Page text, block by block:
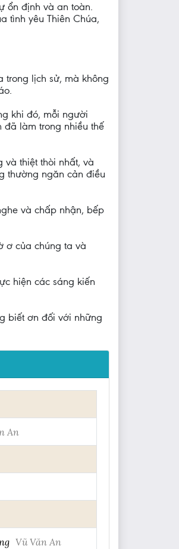
ổn định và an toàn.
tình yêu Thiên Chúa,
trong lịch sử, mà không
khi đó, mỗi người
làm trong nhiều thế
thiệt thòi nhất, và
thường ngăn cản điều
và chấp nhận, bếp
ơ của chúng ta và
hiện các sáng kiến
biết ơn đối với những
An
Vũ Văn An